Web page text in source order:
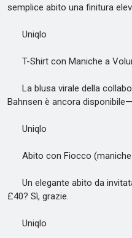
semplice abito una finitura
Uniqlo
T-Shirt con Maniche a
La blusa virale della
Bahnsen è ancora
Uniqlo
Abito con Fiocco (maniche
Un elegante abito da
£40? Sì, grazie.
Uniqlo